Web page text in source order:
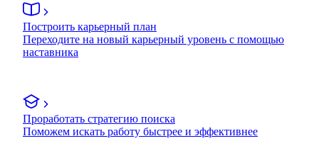
Построить карьерный план
Переходите на новый карьерный уровень с помощью
наставника
Проработать стратегию поиска
Поможем искать работу быстрее и эффективнее